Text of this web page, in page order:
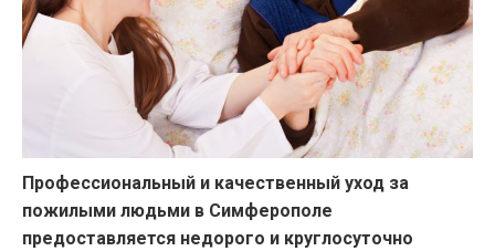
Профессиональный и качественный уход за
пожилыми людьми в Симферополе
предоставляется недорого и круглосуточно